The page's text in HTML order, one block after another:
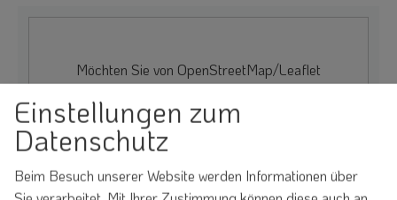
Möchten Sie von OpenStreetMap/Leaflet
Einstellungen zum
Datenschutz
Beim Besuch unserer Website werden Informationen über